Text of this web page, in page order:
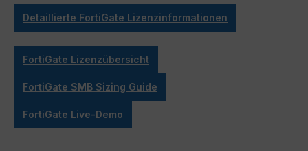
Detaillierte FortiGate Lizenzinformationen
FortiGate Lizenzübersicht
FortiGate SMB Sizing Guide
FortiGate Live-Demo